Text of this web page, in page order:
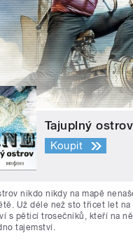
Tajuplný ostrov
Koupit
nikdo nikdy na mapě
Už déle než sto třicet let na
s pěticí trosečníků, kteří na
tajemství.